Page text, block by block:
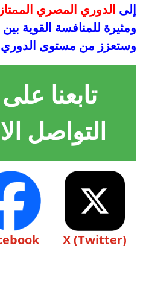
إلى الدوري المصري الممتاز
ومثيرة للمنافسة القوية
وستعزز من مستوى
تابعنا
التواصل
X (Twitter)